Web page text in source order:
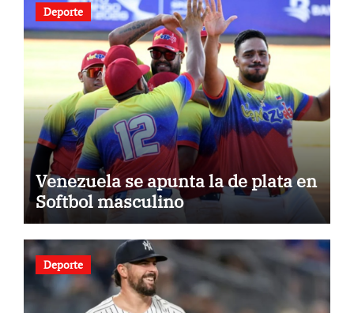
Deporte
Venezuela se apunta la de plata en
Softbol masculino
Deporte